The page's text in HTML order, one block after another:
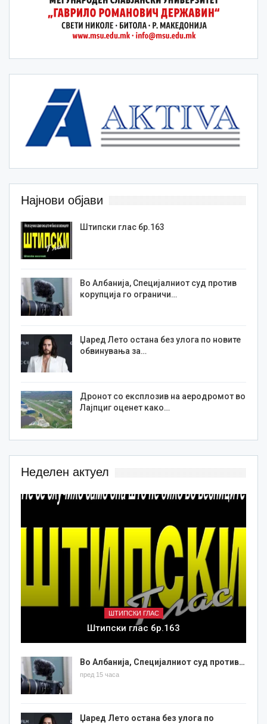
Најнови објави
Штипски глас бр.163
Во Албанија, Специјалниот суд против
корупција го ограничи…
Џаред Лето остана без улога по новите
обвинувања за…
Дронот со експлозив на аеродромот во
Лајпциг оценет како…
Неделен актуел
ШТИПСКИ ГЛАС
Штипски глас бр.163
Во Албанија, Специјалниот суд против…
пред 15 часа
Џаред Лето остана без улога по